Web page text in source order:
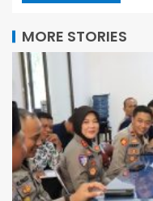
MORE STORIES